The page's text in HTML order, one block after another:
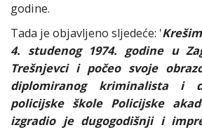
godine.
Tada je objavljeno sljedeće: '
4. studenog 1974. godine u
Trešnjevci i počeo svoje
diplomiranog kriminalista i
policijske škole Policijske
izgradio je dugogodišnji i